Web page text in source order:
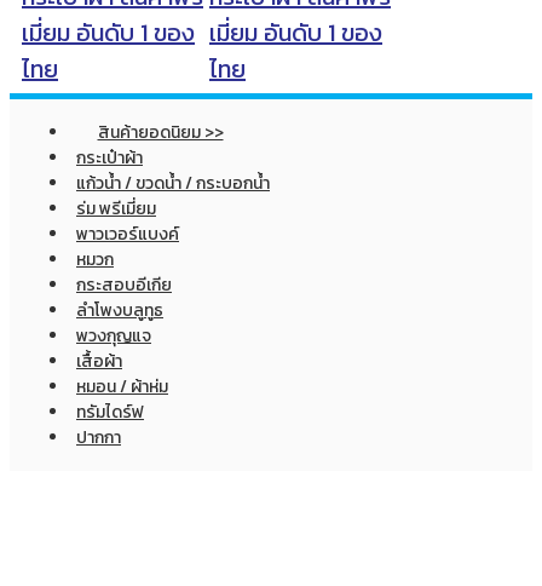
สินค้ายอดนิยม >>
กระเป๋าผ้า
แก้วน้ำ / ขวดน้ำ / กระบอกน้ำ
ร่ม พรีเมี่ยม
พาวเวอร์แบงค์
หมวก
กระสอบอีเกีย
ลำโพงบลูทูธ
พวงกุญแจ
เสื้อผ้า
หมอน / ผ้าห่ม
ทรัมไดร์ฟ
ปากกา